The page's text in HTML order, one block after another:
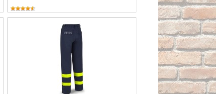
amarillo/azul 588PSTF*
Pantalón ignífugo y antiestático multinorma con bandas